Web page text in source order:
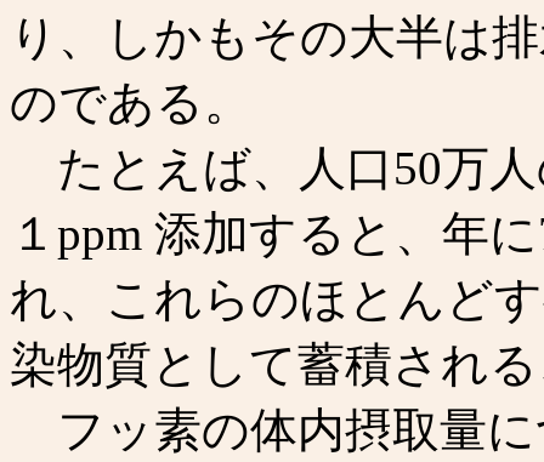
り、しかもその大半は
のである。
たとえば、人口50万
１ppm 添加すると、年
れ、これらのほとんど
染物質として蓄積され
フッ素の体内摂取量